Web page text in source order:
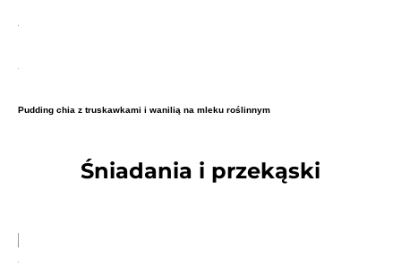
Pudding chia z truskawkami i wanilią na mleku roślinnym
Śniadania i przekąski